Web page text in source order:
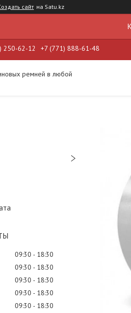
сайт на Satu.kz
250-62-12 +7 (771) 888-61-48
ремней в любой
09:30
18:30
09:30
18:30
09:30
18:30
09:30
18:30
09:30
18:30